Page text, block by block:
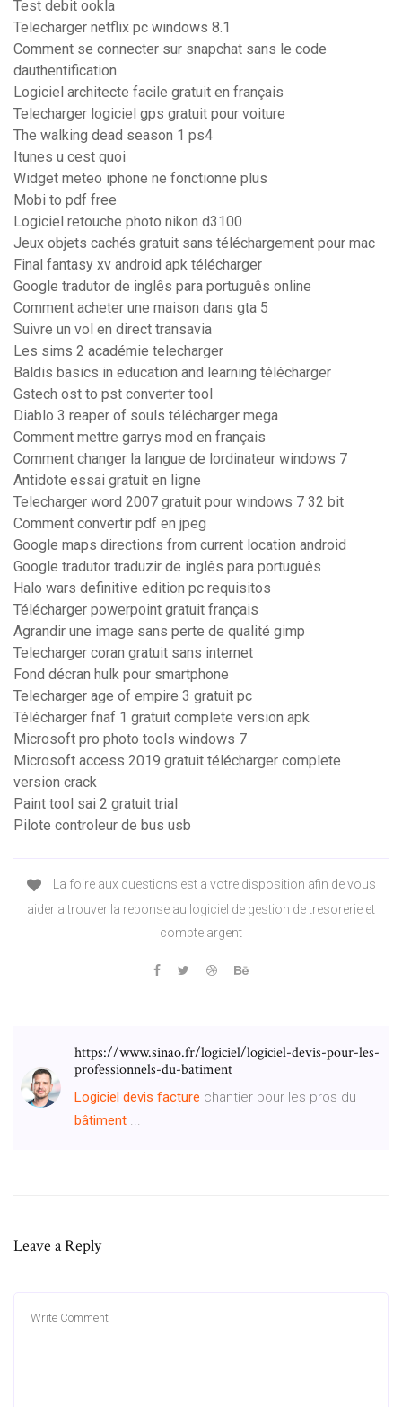
Test debit ookla
Telecharger netflix pc windows 8.1
Comment se connecter sur snapchat sans le code
dauthentification
Logiciel architecte facile gratuit en français
Telecharger logiciel gps gratuit pour voiture
The walking dead season 1 ps4
Itunes u cest quoi
Widget meteo iphone ne fonctionne plus
Mobi to pdf free
Logiciel retouche photo nikon d3100
Jeux objets cachés gratuit sans téléchargement pour mac
Final fantasy xv android apk télécharger
Google tradutor de inglês para português online
Comment acheter une maison dans gta 5
Suivre un vol en direct transavia
Les sims 2 académie telecharger
Baldis basics in education and learning télécharger
Gstech ost to pst converter tool
Diablo 3 reaper of souls télécharger mega
Comment mettre garrys mod en français
Comment changer la langue de lordinateur windows 7
Antidote essai gratuit en ligne
Telecharger word 2007 gratuit pour windows 7 32 bit
Comment convertir pdf en jpeg
Google maps directions from current location android
Google tradutor traduzir de inglês para português
Halo wars definitive edition pc requisitos
Télécharger powerpoint gratuit français
Agrandir une image sans perte de qualité gimp
Telecharger coran gratuit sans internet
Fond décran hulk pour smartphone
Telecharger age of empire 3 gratuit pc
Télécharger fnaf 1 gratuit complete version apk
Microsoft pro photo tools windows 7
Microsoft access 2019 gratuit télécharger complete
version crack
Paint tool sai 2 gratuit trial
Pilote controleur de bus usb
La foire aux questions est a votre disposition afin de vous
aider a trouver la reponse au logiciel de gestion de tresorerie et
compte argent
https://www.sinao.fr/logiciel/logiciel-devis-pour-les-
professionnels-du-batiment
Logiciel devis facture chantier pour les pros du
bâtiment ...
Leave a Reply